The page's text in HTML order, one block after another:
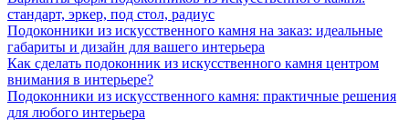
стандарт, эркер, под стол, радиус
Подоконники из искусственного камня на заказ: идеальные
габариты и дизайн для вашего интерьера
Как сделать подоконник из искусственного камня центром
внимания в интерьере?
Подоконники из искусственного камня: практичные решения
для любого интерьера